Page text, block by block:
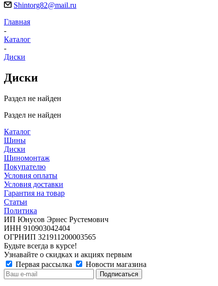
Shintorg82@mail.ru
Главная
-
Каталог
-
Диски
Диски
Раздел не найден
Раздел не найден
Каталог
Шины
Диски
Шиномонтаж
Покупателю
Условия оплаты
Условия доставки
Гарантия на товар
Статьи
Политика
ИП Юнусов Эрнес Рустемович
ИНН 910903042404
ОГРНИП 321911200003565
Будьте всегда в курсе!
Узнавайте о скидках и акциях первым
Первая рассылка
Новости магазина